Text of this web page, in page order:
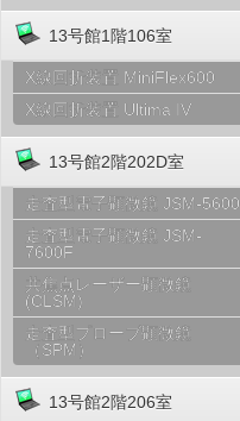
13号館1階106室
X線回折装置 MiniFlex600
X線回折装置 Ultima IV
13号館2階202D室
走査型電子顕微鏡 JSM-5600
走査型電子顕微鏡 JSM-
7600F
共焦点レーザー顕微鏡
(CLSM)
走査型プローブ顕微鏡
（SPM）
13号館2階206室